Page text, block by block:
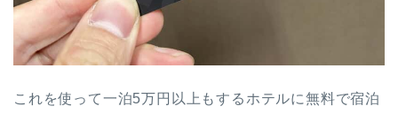
これを使って一泊5万円以上もするホテルに無料で宿泊